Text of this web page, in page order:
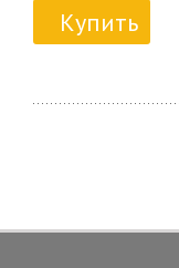
Купить